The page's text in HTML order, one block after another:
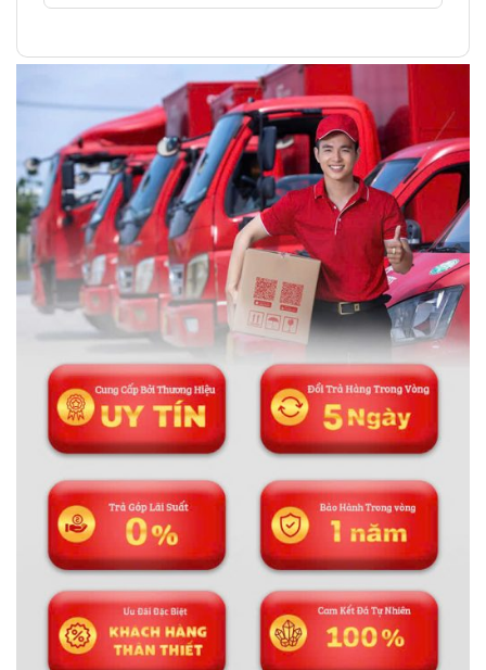
Thông tin liên hệ:
ĐÁ PHONG THỦY AN PHÁT – LỰA CHỌN SỐ 1 VỀ ĐÁ
PHONG THỦY
Địa chỉ: 60/69 Bùi Huy Bích, Hoàng Mai, Hà Nội
Điện thoại: 0982 627 166
Email:daphongthuyanphat@gmail.com